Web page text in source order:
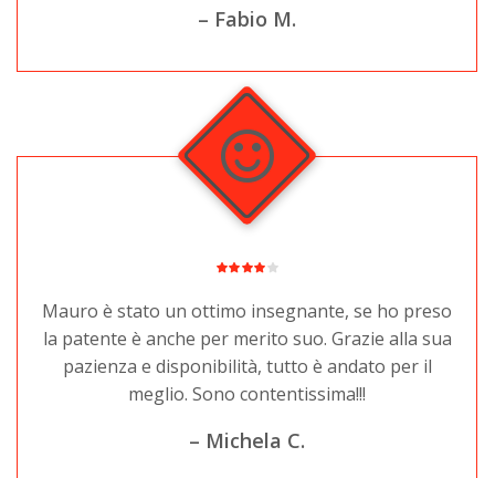
– Fabio M.
Mauro è stato un ottimo insegnante, se ho preso
la patente è anche per merito suo. Grazie alla sua
pazienza e disponibilità, tutto è andato per il
meglio. Sono contentissima!!!
– Michela C.